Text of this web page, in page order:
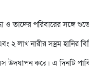
ও তাদের পরিবারের সঙ্গে
লাখ নারীর সম্ভ্রম হানির
উদযাপন করে। এ দিনটি